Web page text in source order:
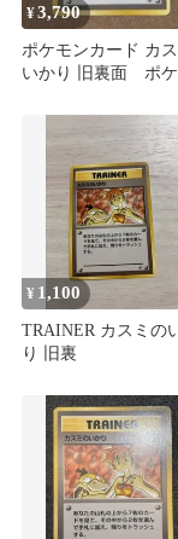
¥3,790
ポケモンカード カ
いかり 旧裏面 ポ
スミ
¥ 1,100
TRAINER カスミの
り 旧裏